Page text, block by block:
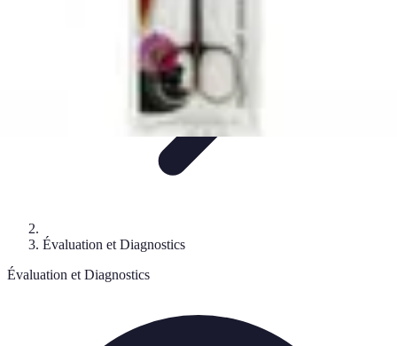
Évaluation et Diagnostics
Évaluation et Diagnostics